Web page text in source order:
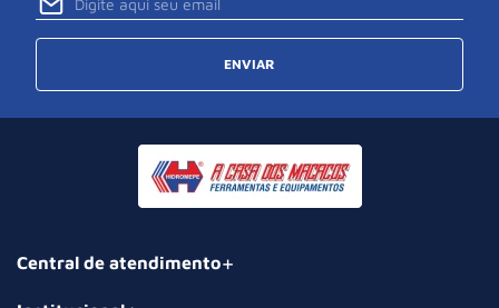
ENVIAR
Central de atendimento